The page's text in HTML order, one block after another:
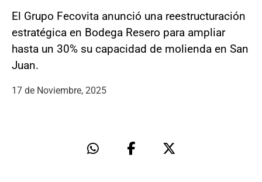
El Grupo Fecovita anunció una reestructuración
estratégica en Bodega Resero para ampliar
hasta un 30% su capacidad de molienda en San
Juan.
17 de Noviembre, 2025